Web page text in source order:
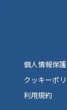
個人情報保護
クッキーポ
利用規約